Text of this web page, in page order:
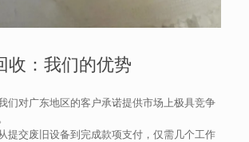
收：我们的优势
们对广东地区的客户承诺提供市场上极具竞争
提交废旧设备到完成款项支付，仅需几个工作